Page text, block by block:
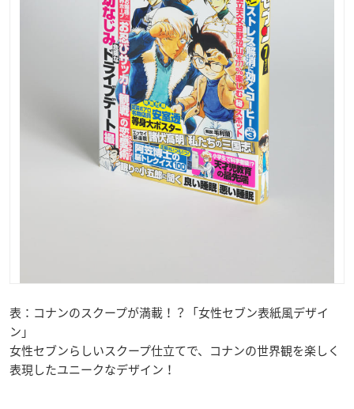
表：コナンのスクープが満載！？「女性セブン表紙風デザイ
ン」
女性セブンらしいスクープ仕立てで、コナンの世界観を楽しく
表現したユニークなデザイン！